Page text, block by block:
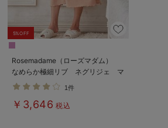
5%OFF
Rosemadame（ローズマダム）
なめらか極細リブ ネグリジェ マ
タニティ・産後授乳パジャマ【出産
1件
￥3,646 税込